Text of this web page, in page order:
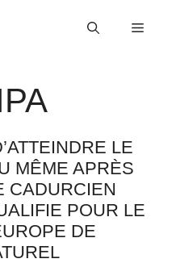
Menu
LE
MÊME APRÈS
CADURCIEN
POUR LE
DE